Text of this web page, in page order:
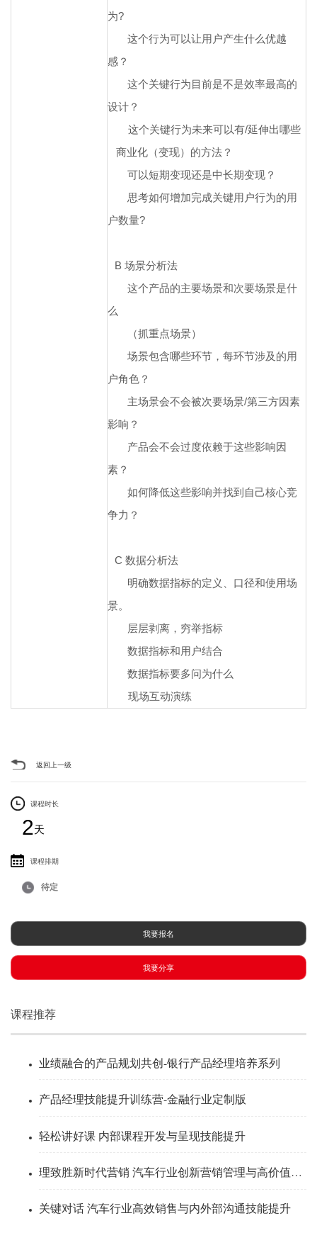
为?
这个行为可以让用户产生什么优越
感？
这个关键行为目前是不是效率最高的
设计？
这个关键行为未来可以有/延伸出哪些
商业化（变现）的方法？
可以短期变现还是中长期变现？
思考如何增加完成关键用户行为的用
户数量?
B 场景分析法
这个产品的主要场景和次要场景是什
么
（抓重点场景）
场景包含哪些环节，每环节涉及的用
户角色？
主场景会不会被次要场景/第三方因素
影响？
产品会不会过度依赖于这些影响因
素？
如何降低这些影响并找到自己核心竞
争力？
C 数据分析法
明确数据指标的定义、口径和使用场
景。
层层剥离，穷举指标
数据指标和用户结合
数据指标要多问为什么
现场互动演练
返回上一级
课程时长
2天
课程排期
待定
我要报名
我要分享
课程推荐
业绩融合的产品规划共创-银行产品经理培养系列
产品经理技能提升训练营-金融行业定制版
轻松讲好课 内部课程开发与呈现技能提升
理致胜新时代营销 汽车行业创新营销管理与高价值感思维
关键对话 汽车行业高效销售与内外部沟通技能提升